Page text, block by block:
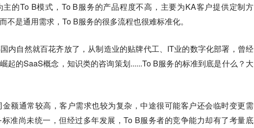
的To B模式，To B服务的产品程度不高，主要为KA客户提供定制方
不是通用需求，To B服务的很多流程也很难标准化。
内自然就百花齐放了，从制造业的贴牌代工、IT业的数字化部署，曾经
起的SaaS概念，知识类的咨询策划......To B服务的标准到底是什么？大
额通常较高，客户需求也较为复杂，中途很可能客户还会临时变更需
准尚未统一，但经过多年发展，To B服务者的竞争能力却有了考量底